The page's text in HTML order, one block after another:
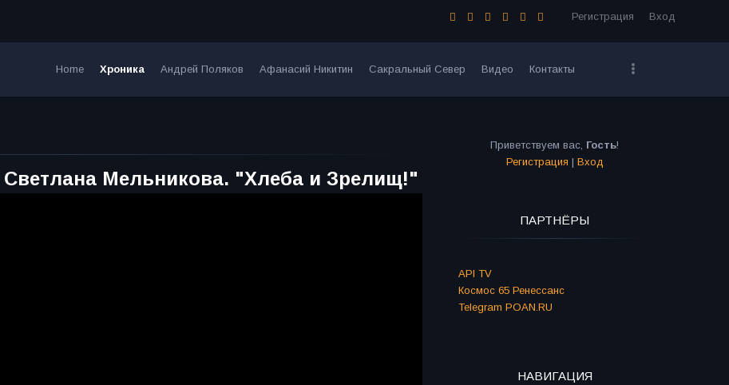
Регистрация Вход
Home Хроника Андрей Поляков Афанасий Никитин Сакральный Север Видео Контакты
Мельникова. "Хлеба и Зрелищ!"
Приветствуем вас, Гость!
Регистрация | Вход
ПАРТНЁРЫ
API TV
Космос 65 Ренессанс
Telegram POAN.RU
НАВИГАЦИЯ